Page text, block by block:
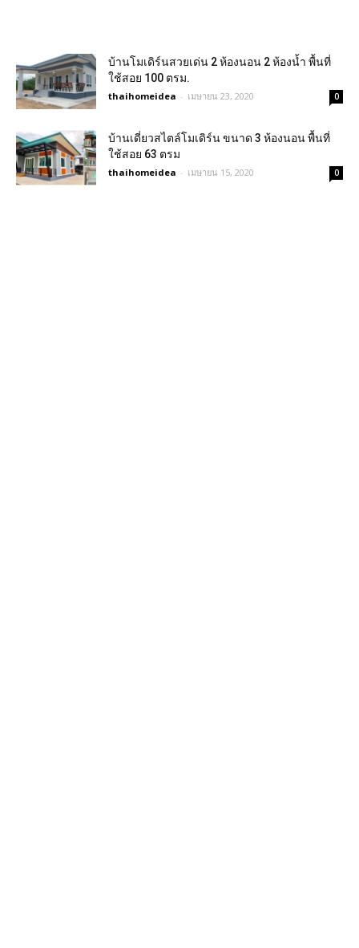
บ้านโมเดิร์นสวยเด่น 2 ห้องนอน 2 ห้องน้ำ พื้นที่
ใช้สอย 100 ตรม.
thaihomeidea - เมษายน 23, 2020 0
บ้านเดี่ยวสไตล์โมเดิร์น ขนาด 3 ห้องนอน พื้นที่
ใช้สอย 63 ตรม
thaihomeidea - เมษายน 15, 2020 0